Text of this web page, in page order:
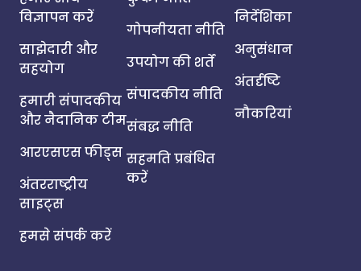
विज्ञापन करें
साझेदारी और
सहयोग
हमारी संपादकीय
और नैदानिक टीम
आरएसएस फीड्स
अंतरराष्ट्रीय
साइट्स
हमसे संपर्क करें
गोपनीयता नीति
उपयोग की शर्तें
संपादकीय नीति
संबद्ध नीति
सहमति प्रबंधित
करें
निर्देशिका
अनुसंधान
अंतर्दृष्टि
नौकरियां